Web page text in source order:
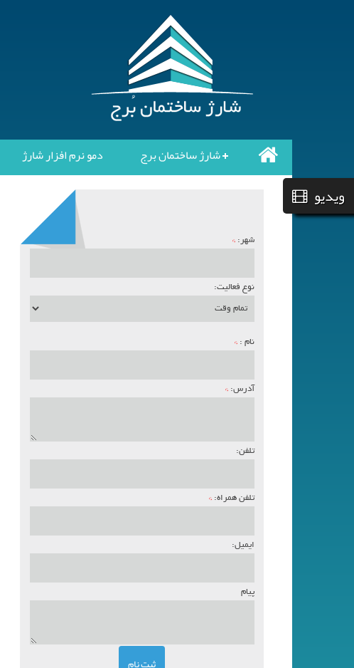
شارژ ساختمان برج دمو نرم افزار شارژ
شهر: *
نوع فعالیت:
نام : *
آدرس: *
تلفن:
تلفن همراه: *
ایمیل:
پیام
ویدیو